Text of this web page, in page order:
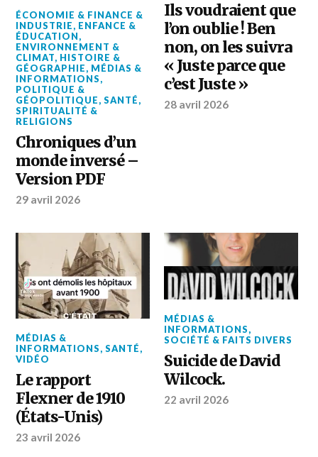
ÉCONOMIE & FINANCE &
INDUSTRIE, ENFANCE &
ÉDUCATION,
ENVIRONNEMENT &
CLIMAT, HISTOIRE &
GÉOGRAPHIE, MÉDIAS &
INFORMATIONS,
POLITIQUE &
GÉOPOLITIQUE,SANTÉ,
SPIRITUALITÉ &
RELIGIONS
Chroniques d’un
monde inversé –
Version PDF
29 avril 2026
Ils voudraient que
l’on oublie ! Ben
non, on les suivra
« Juste parce que
c’est Juste »
28 avril 2026
MÉDIAS &
INFORMATIONS,SANTÉ,
VIDÉO
Le rapport
Flexner de 1910
(États-Unis)
23 avril 2026
MÉDIAS &
INFORMATIONS,
SOCIÉTÉ & FAITS DIVERS
Suicide de David
Wilcock.
22 avril 2026